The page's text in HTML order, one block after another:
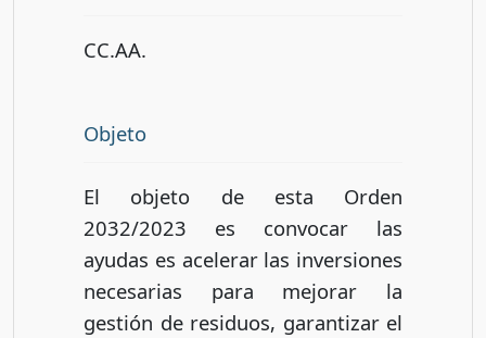
CC.AA.
Objeto
El objeto de esta Orden
2032/2023 es convocar las
ayudas es acelerar las inversiones
necesarias para mejorar la
gestión de residuos, garantizar el